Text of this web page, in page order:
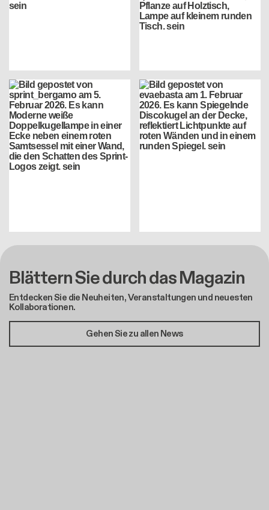
Blättern Sie durch das Magazin
Entdecken Sie die Neuheiten, Veranstaltungen und neuesten
Kollaborationen.
Gehen Sie zu allen News